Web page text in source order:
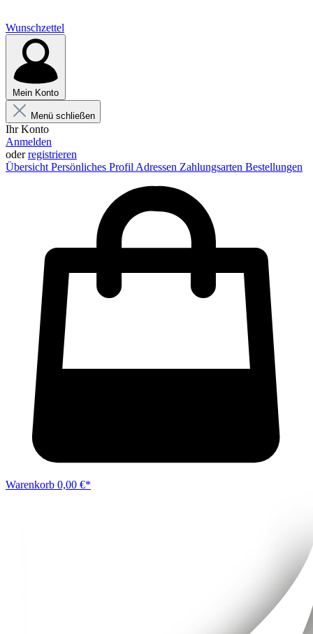
Wunschzettel
Mein Konto
Menü schließen
Ihr Konto
Anmelden
oderregistrieren
Übersicht Persönliches Profil Adressen Zahlungsarten Bestellungen
Warenkorb 0,00 €*